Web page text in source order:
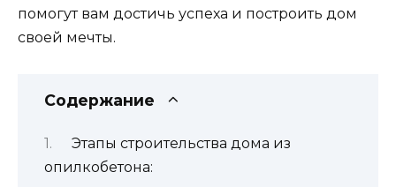
помогут вам достичь успеха и построить дом
своей мечты.
Содержание
Этапы строительства дома из
опилкобетона: